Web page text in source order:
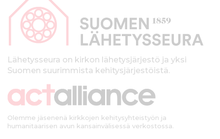
p
kLähetysseura on kirkon lähetysjärjestö ja yksi
Suomen suurimmista kehitysjärjestöistä.
Olemme jäsenenä kirkkojen kehitysyhteistyön ja
humanitaarisen avun kansainvälisessä verkostossa.